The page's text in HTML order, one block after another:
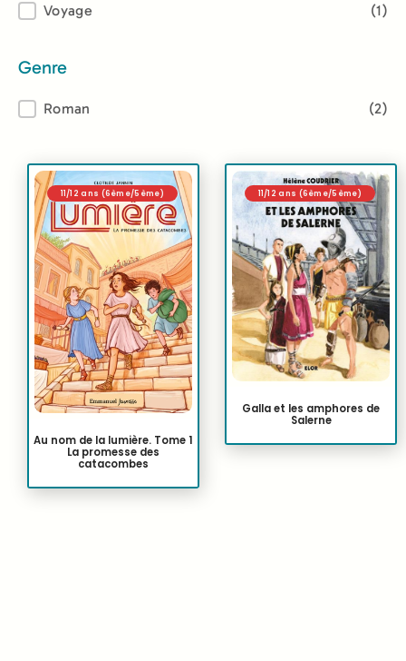
Voyage
(1)
Genre
GenreRoman (2)
11/12 ans (6ème/5ème)
Au nom de la lumière. Tome 1
La promesse des
catacombes
11/12 ans (6ème/5ème)
Galla et les amphores de
Salerne